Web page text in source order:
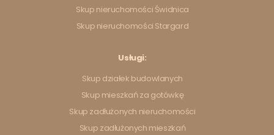
Skup nieruchomości Świdnica
Skup nieruchomości Stargard
Usługi:
Skup działek budowlanych
Skup mieszkań za gotówkę
Skup zadłużonych nieruchomości
Skup zadłużonych mieszkań